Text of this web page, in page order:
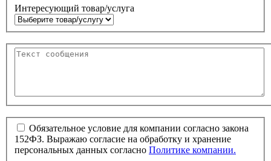
Интересующий товар/услуга
Обязательное условие для компании согласно закона
152ФЗ. Выражаю согласие на обработку и хранение
персональных данных согласно Политике компании.